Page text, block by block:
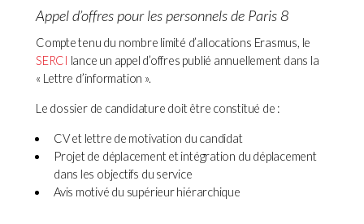
Appel d’offres pour les personnels de Paris 8
Compte tenu du nombre limité d’allocations Erasmus, le
SERCI lance un appel d’offres publié annuellement dans la
« Lettre d’information ».
Le dossier de candidature doit être constitué de :
CV et lettre de motivation du candidat
Projet de déplacement et intégration du déplacement
dans les objectifs du service
Avis motivé du supérieur hiérarchique